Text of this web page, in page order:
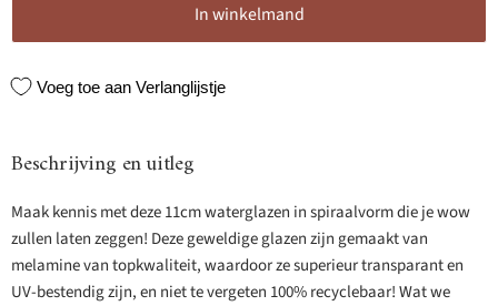
In winkelmand
Voeg toe aan Verlanglijstje
Beschrijving en uitleg
Maak kennis met deze 11cm waterglazen in spiraalvorm die je wow
zullen laten zeggen! Deze geweldige glazen zijn gemaakt van
melamine van topkwaliteit, waardoor ze superieur transparant en
UV-bestendig zijn, en niet te vergeten 100% recyclebaar! Wat we